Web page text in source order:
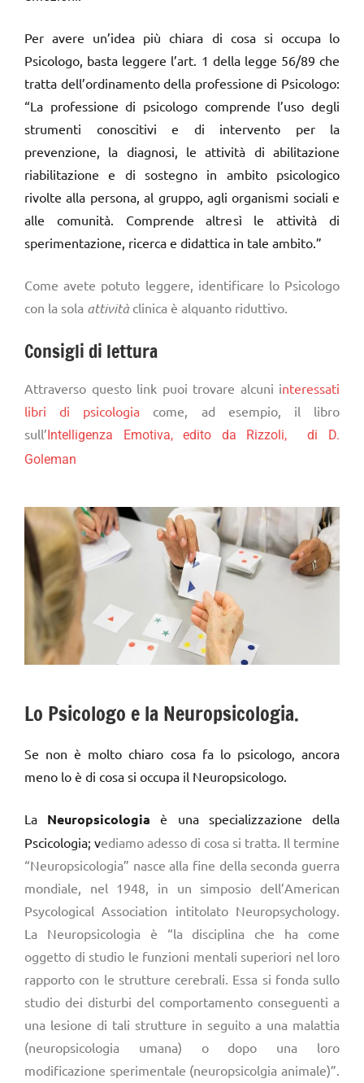
Per avere un’idea più chiara di cosa si occupa lo
Psicologo, basta leggere l’art. 1 della legge 56/89 che
tratta dell’ordinamento della professione di Psicologo:
“La professione di psicologo comprende l’uso degli
strumenti conoscitivi e di intervento per la
prevenzione, la diagnosi, le attività di abilitazione
riabilitazione e di sostegno in ambito psicologico
rivolte alla persona, al gruppo, agli organismi sociali e
alle comunità. Comprende altresì le attività di
sperimentazione, ricerca e didattica in tale ambito.”
Come avete potuto leggere, identificare lo Psicologo
con la sola attività clinica è alquanto riduttivo.
Consigli di lettura
Attraverso questo link puoi trovare alcuni interessati
libri di psicologia come, ad esempio, il libro
sull’Intelligenza Emotiva, edito da Rizzoli, di D.
Goleman
Lo Psicologo e la Neuropsicologia.
Se non è molto chiaro cosa fa lo psicologo, ancora
meno lo è di cosa si occupa il Neuropsicologo.
La Neuropsicologia è una specializzazione della
Pscicologia; vediamo adesso di cosa si tratta. Il termine
“Neuropsicologia” nasce alla fine della seconda guerra
mondiale, nel 1948, in un simposio dell’American
Psycological Association intitolato Neuropsychology.
La Neuropsicologia è “la disciplina che ha come
oggetto di studio le funzioni mentali superiori nel loro
rapporto con le strutture cerebrali. Essa si fonda sullo
studio dei disturbi del comportamento conseguenti a
una lesione di tali strutture in seguito a una malattia
(neuropsicologia umana) o dopo una loro
modificazione sperimentale (neuropsicolgia animale)”.